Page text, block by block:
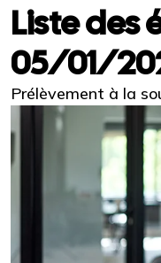
Liste des
05/01/
Prélèvement à la